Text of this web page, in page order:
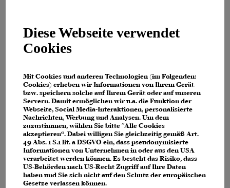
Diese Webseite verwendet
Cookies
Mit Cookies und anderen Technologien (im Folgenden:
Cookies) erheben wir Informationen von Ihrem Gerät
bzw. speichern solche auf Ihrem Gerät oder auf unseren
Servern. Damit ermöglichen wir u.a. die Funktion der
Webseite, Social Media-Interaktionen, personalisierte
Nachrichten, Werbung und Analysen. Um dem
zuzustimmen, wählen Sie bitte "Alle Cookies
akzeptieren“. Dabei willigen Sie gleichzeitig gemäß Art.
49 Abs. 1 S.1 lit. a DSGVO ein, dass pseudonymisierte
Informationen von Unternehmen in oder aus den USA
verarbeitet werden können. Es besteht das Risiko, dass
US-Behörden nach US-Recht Zugriff auf Ihre Daten
haben und Sie sich nicht auf den Schutz der europäischen
Gesetze verlassen können.
Application error: a client-side exception has occurred (see the browser
console for more information).